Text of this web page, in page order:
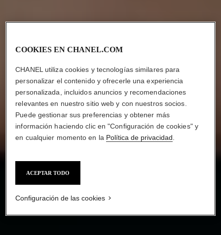
CÓMO CONSEGUIR
EL LOOK DE MAQUILLAJE "SIN
MAQUILLAJE"
COOKIES EN CHANEL.COM
CHANEL utiliza cookies y tecnologías similares para
personalizar el contenido y ofrecerle una experiencia
personalizada, incluidos anuncios y recomendaciones
relevantes en nuestro sitio web y con nuestros socios.
Puede gestionar sus preferencias y obtener más
información haciendo clic en "Configuración de cookies" y
en cualquier momento en la Política de privacidad
ACEPTAR TODO
Configuración de las cookies